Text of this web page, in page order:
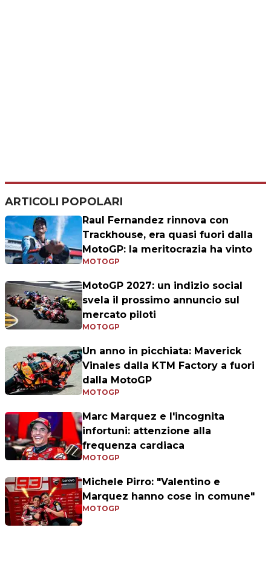
ARTICOLI POPOLARI
Raul Fernandez rinnova con
Trackhouse, era quasi fuori dalla
MotoGP: la meritocrazia ha vinto
MOTOGP
MotoGP 2027: un indizio social
svela il prossimo annuncio sul
mercato piloti
MOTOGP
Un anno in picchiata: Maverick
Vinales dalla KTM Factory a fuori
dalla MotoGP
MOTOGP
Marc Marquez e l'incognita
infortuni: attenzione alla
frequenza cardiaca
MOTOGP
Michele Pirro: "Valentino e
Marquez hanno cose in comune"
MOTOGP